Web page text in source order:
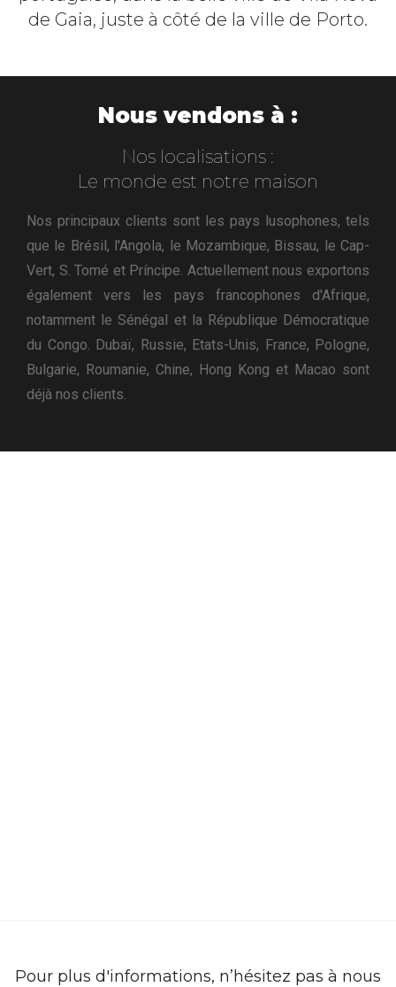
de Gaia, juste à côté de la ville de Porto.
Nous vendons à :
Nos localisations :
Le monde est notre maison
Nos principaux clients sont les pays lusophones, tels
que le Brésil, l'Angola, le Mozambique, Bissau, le Cap-
Vert, S. Tomé et Príncipe. Actuellement nous exportons
également vers les pays francophones d'Afrique,
notamment le Sénégal et la République Démocratique
du Congo. Dubaï, Russie, Etats-Unis, France, Pologne,
Bulgarie, Roumanie, Chine, Hong Kong et Macao sont
déjà nos clients.
Pour plus d'informations, n’hésitez pas à nous